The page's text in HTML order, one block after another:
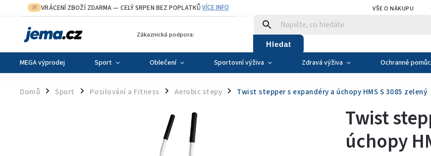
🎁 VRÁCENÍ ZBOŽÍ ZDARMA— CELÝ SRPEN BEZ POPLATKŮ·VÍCE INFO VŠE O NÁKUPU
Zákaznická podpora:
Hledat
MEGA výprodej Sport Oblečení Sportovní výživa Zdravá výživa Ochranné
Domů / Sport / Posilování a Fitness / Aerobic stepy / Twist stepper s expandéry a úchopy HMS S 3085 zelený
Twist
úchopy